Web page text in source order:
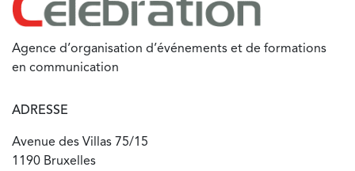
Agence d’organisation d’événements et de formations
en communication
ADRESSE
Avenue des Villas 75/15
1190 Bruxelles